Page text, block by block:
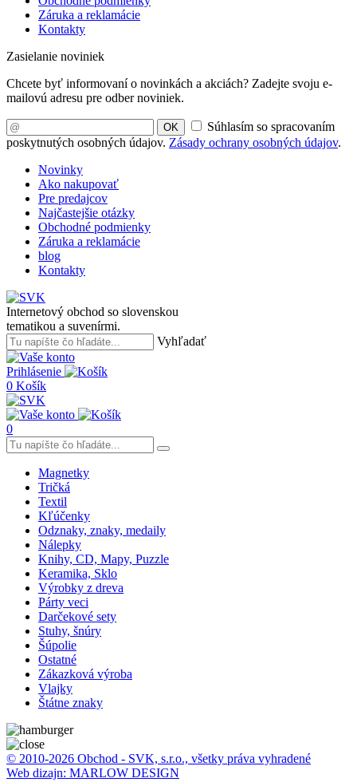
Záruka a reklamácie
Kontakty
Zasielanie noviniek
Chcete byť informovaní o novinkách a akciách? Zadejte svoju e-
mailovú adresu pre odber noviniek.
OK
Súhlasím so spracovaním
poskytnutých osobných údajov. Zásady ochrany osobných údajov.
Novinky
Ako nakupovať
Pre predajcov
Najčastejšie otázky
Obchodné podmienky
Záruka a reklamácie
blog
Kontakty
Internetový obchod so slovenskou
tematikou a suvenírmi.
Vyhľadať
Prihlásenie
0 Košík
0
Magnetky
Tričká
Textil
Kľúčenky
Odznaky, znaky, medaily
Nálepky
Knihy, CD, Mapy, Puzzle
Keramika, Sklo
Výrobky z dreva
Párty veci
Darčekové sety
Stuhy, šnúry
Šúpolie
Ostatné
Zákazková výroba
Vlajky
Štátne znaky
© 2010-2026 Obchod - SVK, s.r.o., všetky práva vyhradené
Web dizajn: MARLOW DESIGN